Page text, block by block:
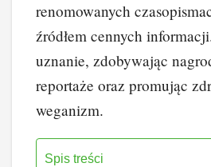
renomowanych
źródłem cennych
uznanie, zdobywając
reportaże oraz promując
weganizm.
Spis treści